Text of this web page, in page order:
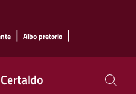
| Albo pretorio |